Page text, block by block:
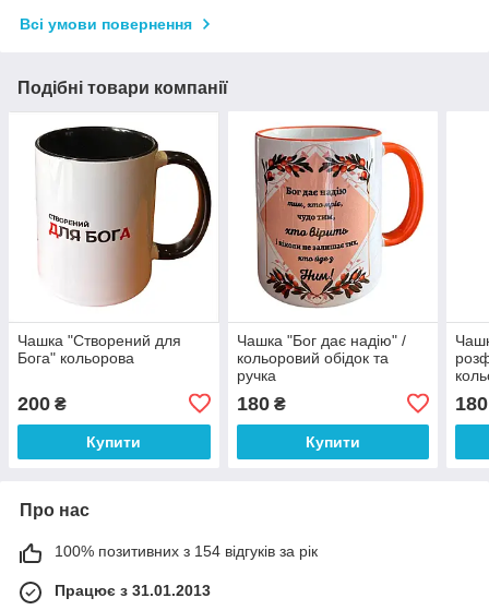
Всі умови повернення
Подібні товари компанії
Чашка "Створений для
Бога" кольорова
200 ₴
Купити
Чашка "Бог дає надію" /
кольоровий обідок та
ручка
180₴
Купити
180
Про нас
100% позитивних з 154 відгуків за рік
Працює з 31.01.2013